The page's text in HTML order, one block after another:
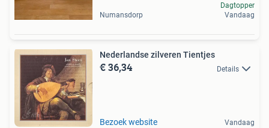
Numansdorp
Dagtopper
Vandaag
Nederlandse zilveren Tientjes
€ 36,34 Details
Bezoek website Vandaag